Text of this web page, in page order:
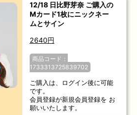
12/18 日比野芽奈 ご購入の
Mカード1枚にニックネー
ムとサイン
2640円
商品コード：
1733313725839702
ご購入は、ログイン後に可能
です。
会員登録が新規会員登録を お
願いいたします。